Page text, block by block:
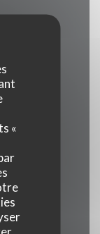
«
Wifi